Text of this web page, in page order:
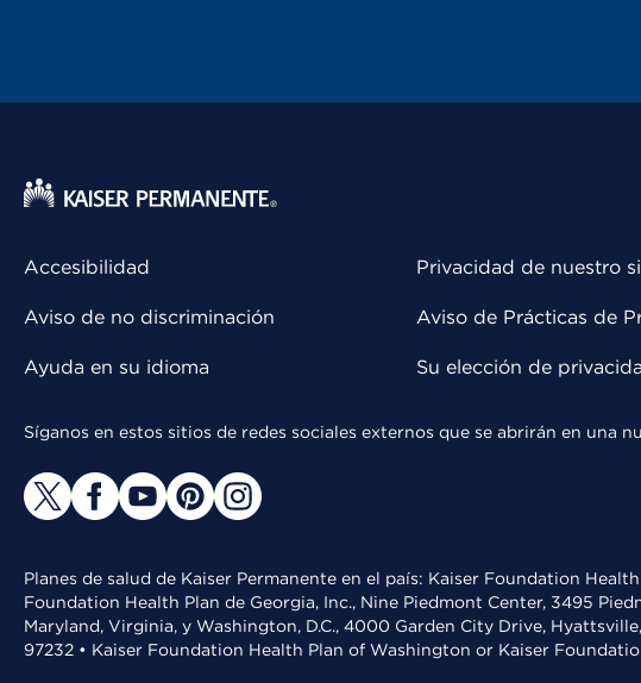
Accesibilidad
Aviso de no discriminación
Ayuda en su idioma
Privacidad de nuestro
Aviso de Prácticas de
Su elección de
Síganos en estos sitios de redes sociales externos que se abrirán en una
Planes de salud de Kaiser Permanente en el país: Kaiser Foundation
Foundation Health Plan de Georgia, Inc., Nine Piedmont Center, 3495
Maryland, Virginia, y Washington, D.C., 4000 Garden City Drive,
97232 • Kaiser Foundation Health Plan of Washington or Kaiser